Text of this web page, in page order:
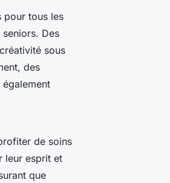
pour tous les
Des
sous
des
de soins
leur esprit et
que